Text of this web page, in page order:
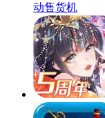
动售货机